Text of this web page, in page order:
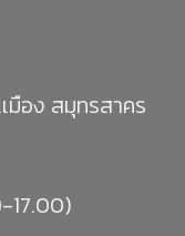
มือง สมุทรสาคร
17.00)